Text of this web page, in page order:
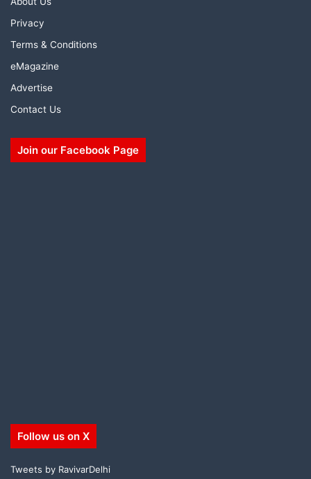
Privacy
Terms & Conditions
eMagazine
Advertise
Contact Us
Join our Facebook Page
Follow us on X
Tweets by RavivarDelhi